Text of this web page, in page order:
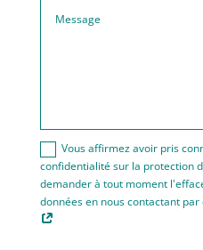
Vous affirmez avoir pris
confidentialité sur la protection
demander à tout moment
données en nous contactant